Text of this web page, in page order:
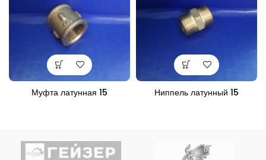
Муфта латунная 15 Ниппель латунный 15